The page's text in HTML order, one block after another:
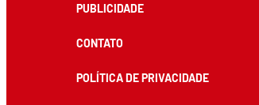
PUBLICIDADE
CONTATO
POLÍTICA DE PRIVACIDADE